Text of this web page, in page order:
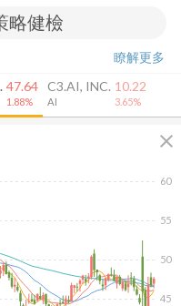
瞭解更多
47.64
1.88%
C3.AI, INC.
AI
10.22
3.65%
close
45
50
55
60